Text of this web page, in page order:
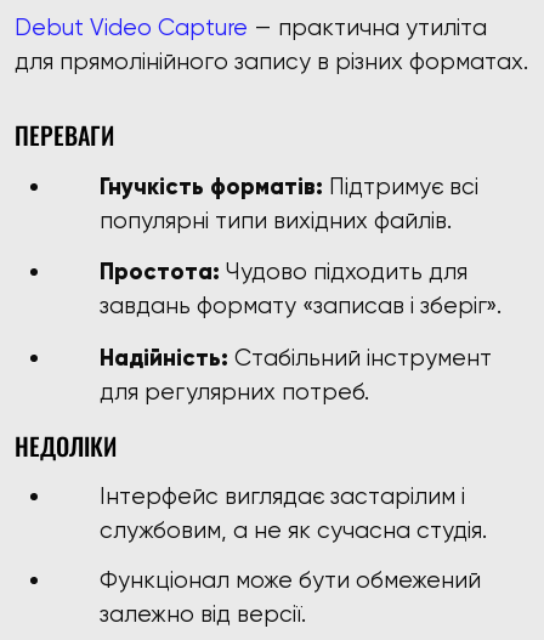
Debut Video Capture — практична утиліта
для прямолінійного запису в різних форматах.
ПЕРЕВАГИ
Гнучкість форматів: Підтримує всі
популярні типи вихідних файлів.
Простота: Чудово підходить для
завдань формату «записав і зберіг».
Надійність: Стабільний інструмент
для регулярних потреб.
НЕДОЛІКИ
Інтерфейс виглядає застарілим і
службовим, а не як сучасна студія.
Функціонал може бути обмежений
залежно від версії.